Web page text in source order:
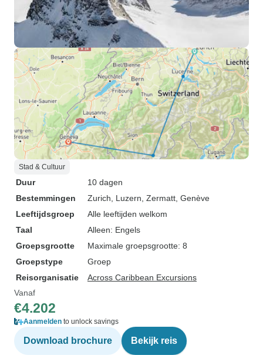
Stad & Cultuur
Duur
10 dagen
Bestemmingen
Zurich , Luzern , Zermatt , Genève
Leeftijdsgroep
Alle leeftijden welkom
Taal
Alleen: Engels
Groepsgrootte
Maximale groepsgrootte: 8
Groepstype
Groep
Reisorganisatie
Across Caribbean Excursions
Vanaf
€4.202
Aanmelden to unlock savings
Download brochure Bekijk reis